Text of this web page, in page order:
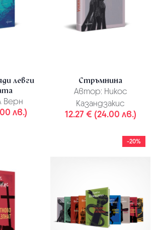
левги
Верн
лв.)
Стръмнина
Автор: Никос
Казандзакис
12.27 € (24.00 лв.)
-20%